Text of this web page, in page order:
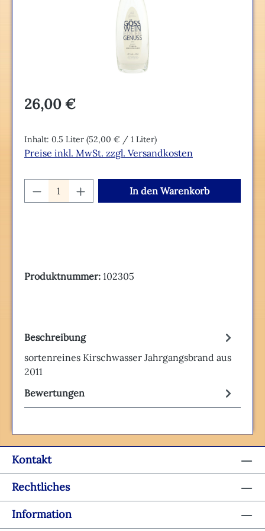
Regulärer Preis:
26,00 €
Inhalt: 0.5 Liter (52,00 € / 1 Liter)
Preise inkl. MwSt. zzgl. Versandkosten
Produkt Anzahl: Gib den
In den Warenkorb
Produktnummer: 102305
Beschreibung
sortenreines Kirschwasser Jahrgangsbrand aus
2011
Bewertungen
Kontakt
Rechtliches
Information